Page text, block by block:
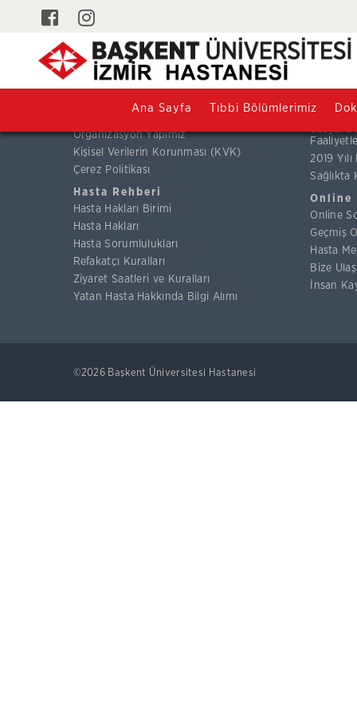
Ana Sayfa Tıbbi Bölümlerimiz
Kurumsal
Hakkımızda
Misyon & Vizyon
Organizasyon Yapımız
Kişisel Verilerin Korunması (KVK)
Çerez Politikası
Hasta Rehberi
Hasta Hakları Birimi
Hasta Hakları
Hasta Sorumlulukları
Refakatçı Kuralları
Ziyaret Saatleri ve Kuralları
Yatan Hasta Hakkında Bilgi Alımı
Kalite
SHKS
Bölüm
Sosyal
2019
Sağlıkta
Online
Online
Geçmiş
Hasta
Bize
İnsan
©2026 Başkent Üniversitesi Hastanesi